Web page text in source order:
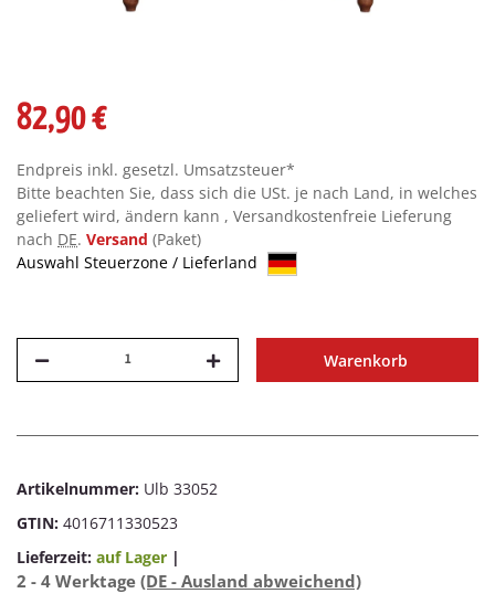
82,90 €
Endpreis inkl. gesetzl. Umsatzsteuer*
Bitte beachten Sie, dass sich die USt. je nach Land, in welches
geliefert wird, ändern kann , Versandkostenfreie Lieferung
nach DE. Versand (Paket)
Auswahl Steuerzone / Lieferland
Warenkorb
Artikelnummer: Ulb 33052
GTIN: 4016711330523
Lieferzeit: auf Lager |
2 - 4 Werktage (DE - Ausland abweichend)